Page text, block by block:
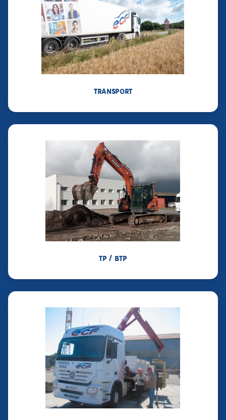
TRANSPORT
TP / BTP